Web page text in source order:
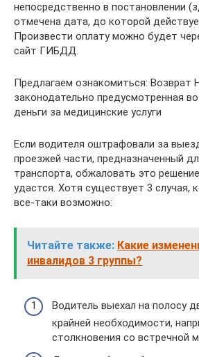
непосредственно в постановлении
отмечена дата, до которой
Произвести оплату можно будет
сайт ГИБДД.
Предлагаем ознакомиться: Возврат
законодательно предусмотренная
деньги за медицинские услуги
Если водителя оштрафовали за
проезжей части, предназначенный
транспорта, обжаловать это
удастся. Хотя существует 3 случая,
все-таки возможно:
Читайте также: Какие
инвалидов 3 группы?
Водитель выехал на полосу
крайней необходимости,
столкновения со встречной